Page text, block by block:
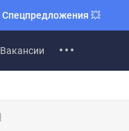
Спецпредложения 💥
Вакансии